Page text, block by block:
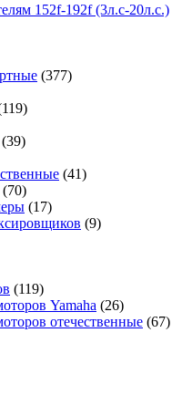
152f-192f (3л.с-20л.с.)
(377)
(39)
(41)
(70)
(17)
(9)
(119)
Yamaha (26)
отечественные (67)